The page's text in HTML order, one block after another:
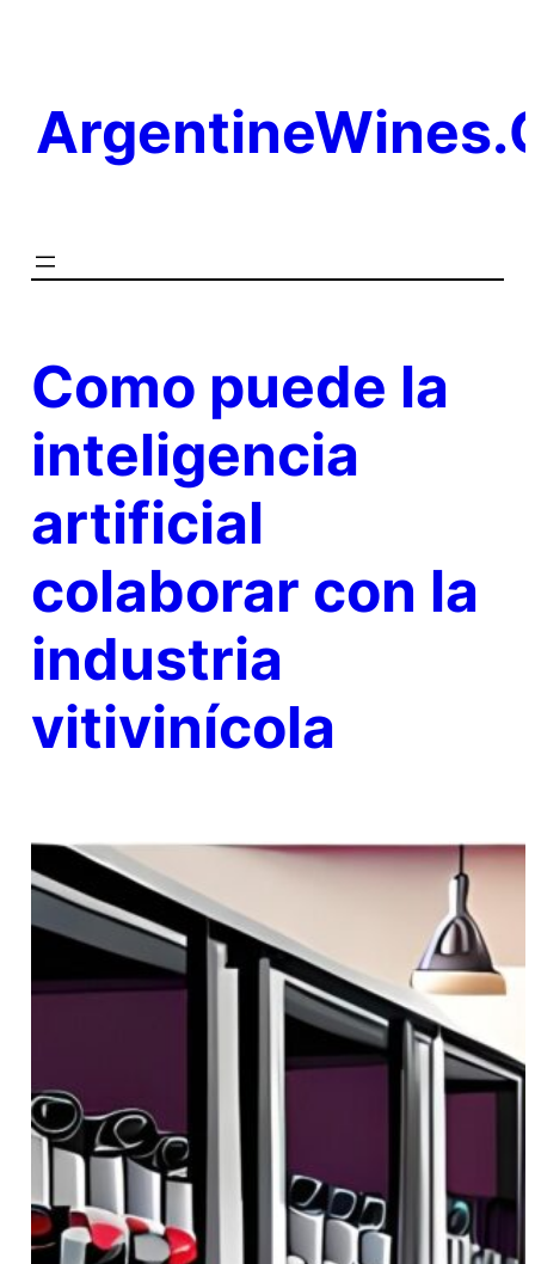
Como puede la
inteligencia
artificial
colaborar con la
industria
vitivinícola